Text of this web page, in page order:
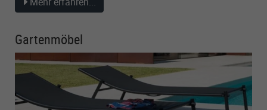
Gartenmöbel